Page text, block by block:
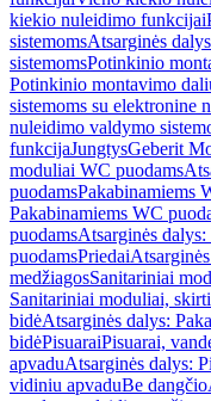
kiekio nuleidimo funkcijai
sistemomsAtsarginės
sistemomsPotinkinio
Potinkinio montavimo
sistemoms su elektronine
nuleidimo valdymo
funkcijaJungtysGeberit
moduliai WC puodams
puodamsPakabinamiems
Pakabinamiems WC
puodamsAtsarginės
puodamsPriedai
medžiagosSanitariniai
Sanitariniai moduliai,
bidėAtsarginės dalys:
bidėPisuaraiPisuarai,
apvaduAtsarginės dalys:
vidiniu apvaduBe dangčio